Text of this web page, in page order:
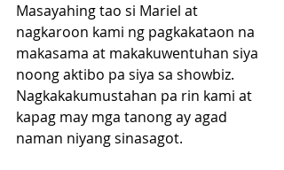
Masayahing tao si Mariel at
nagkaroon kami ng pagkakataon na
makasama at makakuwentuhan siya
noong aktibo pa siya sa showbiz.
Nagkakakumustahan pa rin kami at
kapag may mga tanong ay agad
naman niyang sinasagot.